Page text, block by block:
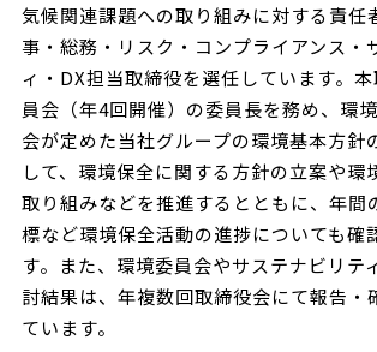
気候関連課題への取り組みに対する責任
事・総務・リスク・コンプライアンス・
ィ・DX担当取締役を選任しています。
員会（年4回開催）の委員長を務め、環
会が定めた当社グループの環境基本方針
して、環境保全に関する方針の立案や環
取り組みなどを推進するとともに、年間
標など環境保全活動の進捗についても確
す。また、環境委員会やサステナビリテ
討結果は、年複数回取締役会にて報告・
ています。